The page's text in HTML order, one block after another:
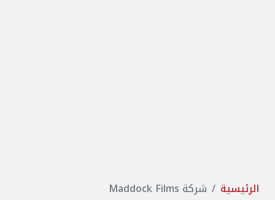
الرئيسية شركة Maddock Films